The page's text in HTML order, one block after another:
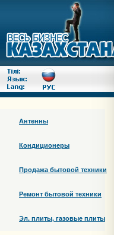
Антенны
Кондиционеры
Продажа бытовой техники
Ремонт бытовой техники
Эл. плиты, газовые плиты